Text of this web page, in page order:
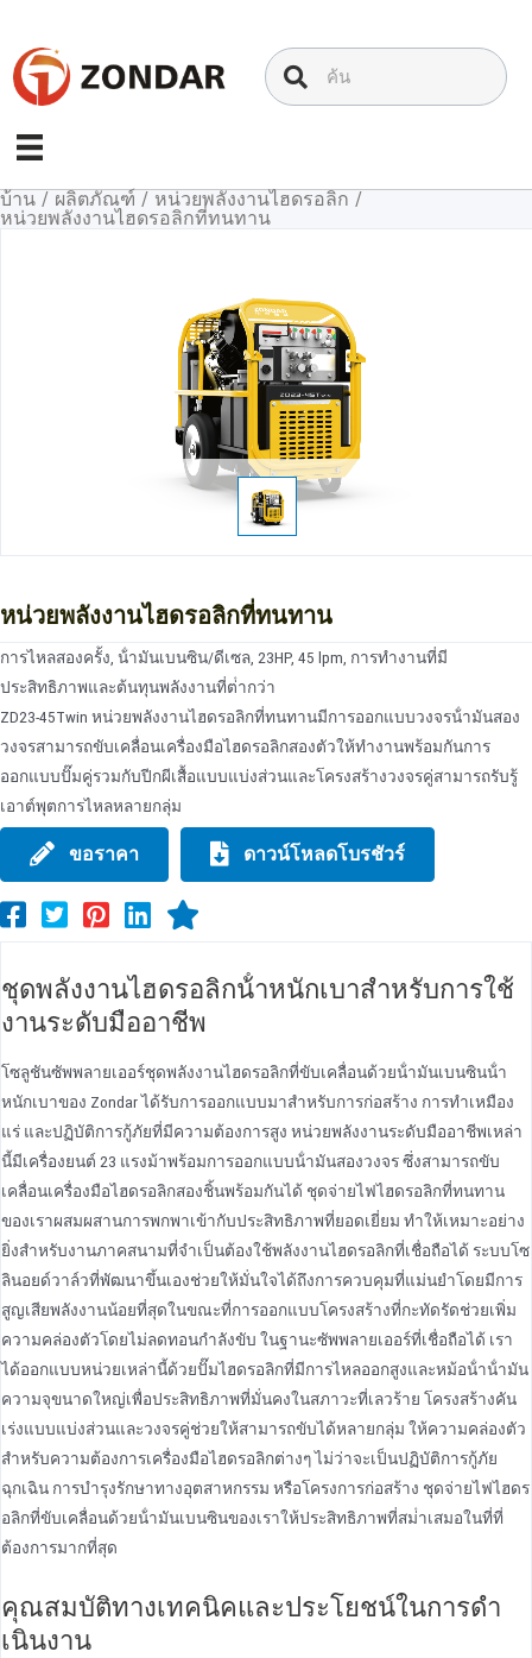
เนื้อหา
บ้าน / ผลิตภัณฑ์ / หน่วยพลังงานไฮดรอลิก /
หน่วยพลังงานไฮดรอลิกที่ทนทาน
หน่วยพลังงานไฮดรอลิกที่ทนทาน
การไหลสองครั้ง, น้ํามันเบนซิน/ดีเซล, 23HP, 45 lpm, การทํางานที่มี
ประสิทธิภาพและต้นทุนพลังงานที่ต่ํากว่า
ZD23-45Twin หน่วยพลังงานไฮดรอลิกที่ทนทานมีการออกแบบวงจรน้ํามันสอง
วงจรสามารถขับเคลื่อนเครื่องมือไฮดรอลิกสองตัวให้ทํางานพร้อมกันการ
ออกแบบปั๊มคู่รวมกับปีกผีเสื้อแบบแบ่งส่วนและโครงสร้างวงจรคู่สามารถรับรู้
เอาต์พุตการไหลหลายกลุ่ม
ขอราคา ดาวน์โหลดโบรชัวร์
ชุดพลังงานไฮดรอลิกน้ําหนักเบาสําหรับการใช้
งานระดับมืออาชีพ
โซลูชันซัพพลายเออร์ชุดพลังงานไฮดรอลิกที่ขับเคลื่อนด้วยน้ํามันเบนซินน้ํา
หนักเบาของ Zondar ได้รับการออกแบบมาสําหรับการก่อสร้าง การทําเหมือง
แร่ และปฏิบัติการกู้ภัยที่มีความต้องการสูง หน่วยพลังงานระดับมืออาชีพเหล่า
นี้มีเครื่องยนต์ 23 แรงม้าพร้อมการออกแบบน้ํามันสองวงจร ซึ่งสามารถขับ
เคลื่อนเครื่องมือไฮดรอลิกสองชิ้นพร้อมกันได้ ชุดจ่ายไฟไฮดรอลิกที่ทนทาน
ของเราผสมผสานการพกพาเข้ากับประสิทธิภาพที่ยอดเยี่ยม ทําให้เหมาะอย่าง
ยิ่งสําหรับงานภาคสนามที่จําเป็นต้องใช้พลังงานไฮดรอลิกที่เชื่อถือได้ ระบบโซ
ลินอยด์วาล์วที่พัฒนาขึ้นเองช่วยให้มั่นใจได้ถึงการควบคุมที่แม่นยําโดยมีการ
สูญเสียพลังงานน้อยที่สุดในขณะที่การออกแบบโครงสร้างที่กะทัดรัดช่วยเพิ่ม
ความคล่องตัวโดยไม่ลดทอนกําลังขับ ในฐานะซัพพลายเออร์ที่เชื่อถือได้ เรา
ได้ออกแบบหน่วยเหล่านี้ด้วยปั๊มไฮดรอลิกที่มีการไหลออกสูงและหม้อน้ําน้ํามัน
ความจุขนาดใหญ่เพื่อประสิทธิภาพที่มั่นคงในสภาวะที่เลวร้าย โครงสร้างคัน
เร่งแบบแบ่งส่วนและวงจรคู่ช่วยให้สามารถขับได้หลายกลุ่ม ให้ความคล่องตัว
สําหรับความต้องการเครื่องมือไฮดรอลิกต่างๆ ไม่ว่าจะเป็นปฏิบัติการกู้ภัย
ฉุกเฉิน การบํารุงรักษาทางอุตสาหกรรม หรือโครงการก่อสร้าง ชุดจ่ายไฟไฮดร
อลิกที่ขับเคลื่อนด้วยน้ํามันเบนซินของเราให้ประสิทธิภาพที่สม่ําเสมอในที่ที่
ต้องการมากที่สุด
คุณสมบัติทางเทคนิคและประโยชน์ในการดํา
เนินงาน